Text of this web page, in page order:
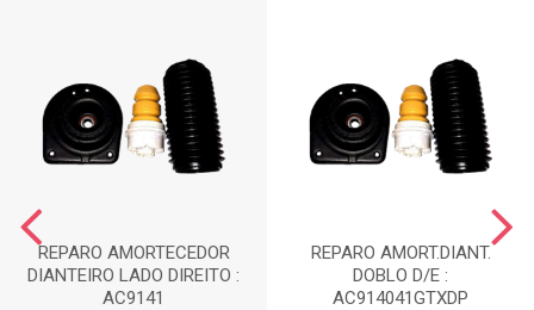
REPARO AMORTECEDOR
DIANTEIRO LADO DIREITO :
AC9141
REPARO AMORT.DIANT.
DOBLO D/E :
AC914041GTXDP